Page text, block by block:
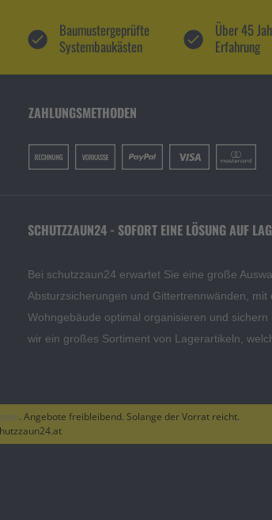
Baumustergeprüfte
Systembaukästen
Über 45
Erfahrung
ZAHLUNGSMETHODEN
SCHUTZZAUN24 - SOFORT EINE LÖSUNG AUF
Bei schutzzaun24 erwartet Sie eine große
Absturzsicherungen und Gittertrennwänden,
Wohngebäude optimal organisieren und
wir ein großes Sortiment von Lagerartikeln,
. Angebote freibleibend. Solange der Vorrat reicht.